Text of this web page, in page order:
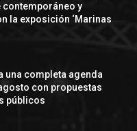
contemporáneo y
la exposición ‘Marinas
una completa agenda
con propuestas
públicos